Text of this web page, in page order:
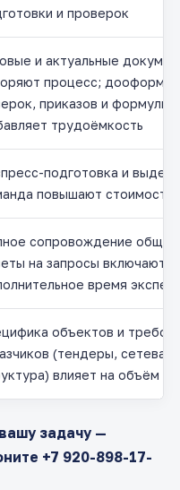
и проверок
и актуальные
процесс;
приказов и
трудоёмкость
подготовка и
повышают стоимость
сопровождение
на запросы включают
время
объектов и
(тендеры, сетевая
влияет на объём
задачу —
+7 920-898-17-